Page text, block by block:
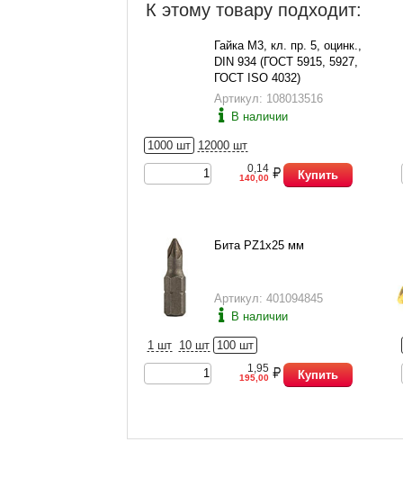
К этому товару подходит:
Гайка М3, кл. пр. 5, оцинк.,
DIN 934 (ГОСТ 5915, 5927,
ГОСТ ISO 4032)
Артикул: 108013516
В наличии
1000 шт 12000 шт
0,14
140,00 Купить
Бита PZ1x25 мм
Артикул: 401094845
В наличии
1 шт 10 шт 100 шт
1,95
195,00 Купить